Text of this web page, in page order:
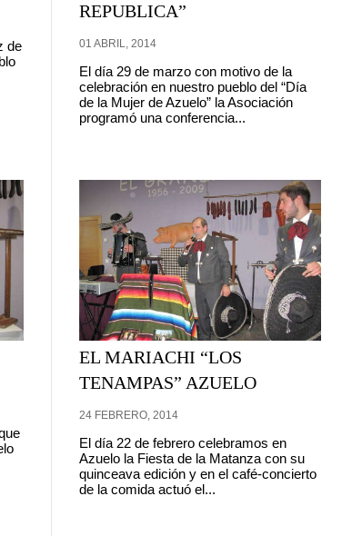
de
REPUBLICA”
01 ABRIL, 2014
El día 29 de marzo con motivo de la
celebración en nuestro pueblo del “Día
de la Mujer de Azuelo” la Asociación
programó una conferencia...
EL MARIACHI “LOS
TENAMPAS” AZUELO
24 FEBRERO, 2014
El día 22 de febrero celebramos en
Azuelo la Fiesta de la Matanza con su
quinceava edición y en el café-concierto
de la comida actuó el...